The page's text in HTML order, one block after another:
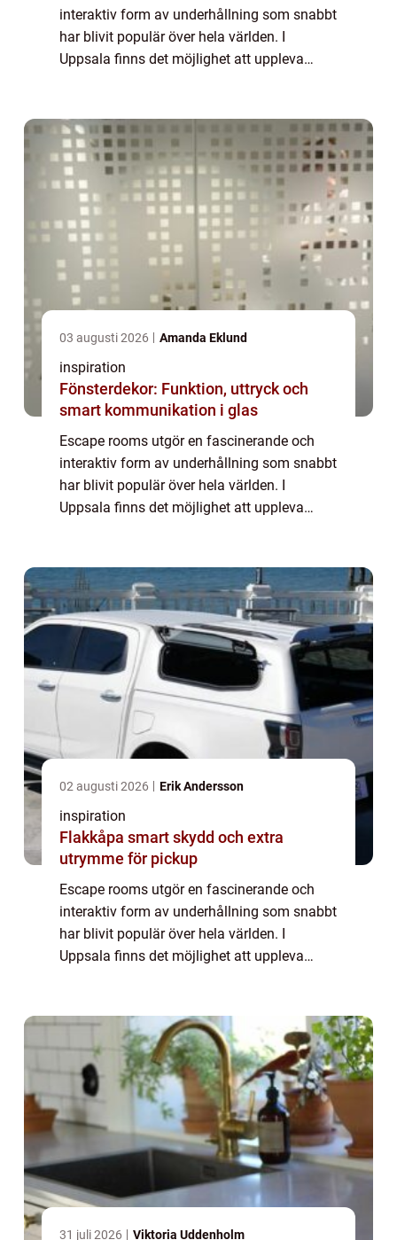
interaktiv form av underhållning som snabbt
har blivit populär över hela världen. I
Uppsala finns det möjlighet att uppleva
03 augusti 2026 Amanda Eklund
inspiration
Fönsterdekor: Funktion, uttryck och
smart kommunikation i glas
Escape rooms utgör en fascinerande och
interaktiv form av underhållning som snabbt
har blivit populär över hela världen. I
Uppsala finns det möjlighet att uppleva
02 augusti 2026 Erik Andersson
inspiration
Flakkåpa smart skydd och extra
utrymme för pickup
Escape rooms utgör en fascinerande och
interaktiv form av underhållning som snabbt
har blivit populär över hela världen. I
Uppsala finns det möjlighet att uppleva
31 juli 2026 Viktoria Uddenholm